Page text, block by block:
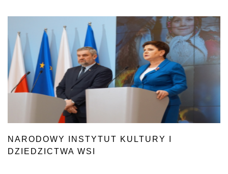
NARODOWY INSTYTUT KULTURY I
DZIEDZICTWA WSI